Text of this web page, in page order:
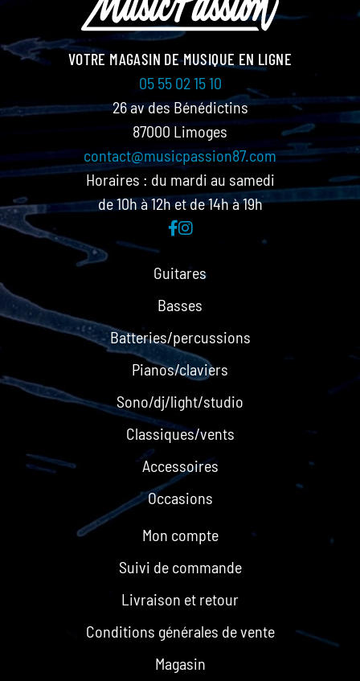
Guitares
Basses
Batteries/percussions
Pianos/claviers
Sono/dj/light/studio
Classiques/vents
Accessoires
Occasions
VOTRE MAGASIN DE MUSIQUE EN LIGNE
05 55 02 15 10
26 av des Bénédictins
87000 Limoges
contact@musicpassion87.com
Horaires : du mardi au samedi
de 10h à 12h et de 14h à 19h
Mon compte
Suivi de commande
Livraison et retour
Conditions générales de vente
Magasin